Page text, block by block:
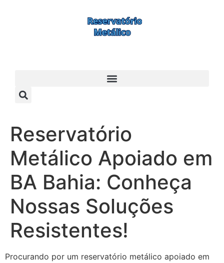
Reservatório
Metálico Apoiado em
BA Bahia: Conheça
Nossas Soluções
Resistentes!
Procurando por um reservatório metálico apoiado em